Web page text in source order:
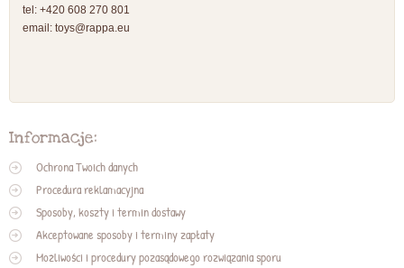
tel: +420 608 270 801
email: toys@rappa.eu
Informacje:
Ochrona Twoich danych
Procedura reklamacyjna
Sposoby, koszty i termin dostawy
Akceptowane sposoby i terminy zapłaty
Możliwości i procedury pozasądowego rozwiązania sporu